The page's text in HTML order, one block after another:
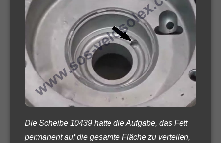
Die Scheibe 10439 hatte die Aufgabe, das Fett
permanent auf die gesamte Fläche zu verteilen,